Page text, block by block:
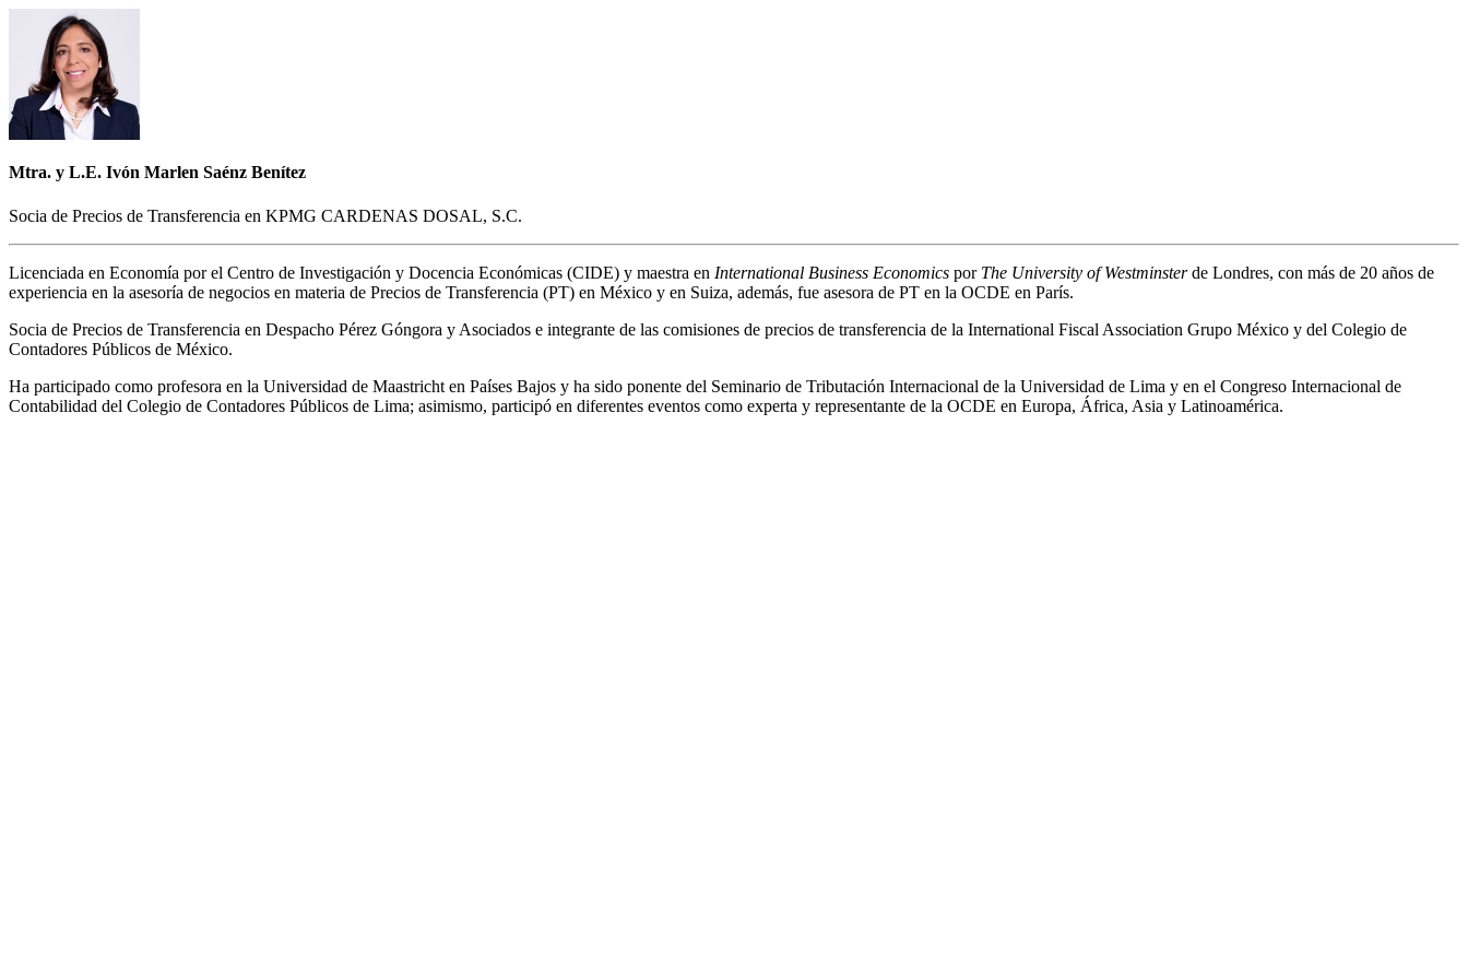
Mtra. y L.E. Ivón Marlen Saénz Benítez
Socia de Precios de Transferencia en KPMG CARDENAS DOSAL, S.C.
Licenciada en Economía por el Centro de Investigación y Docencia Económicas (CIDE) y maestra en International Business Economics por The University of Westminsterde Londres, con más de 20 años de
experiencia en la asesoría de negocios en materia de Precios de Transferencia (PT) en México y en Suiza, además, fue asesora de PT en la OCDE en París.
Socia de Precios de Transferencia en Despacho Pérez Góngora y Asociados e integrante de las comisiones de precios de transferencia de la International Fiscal Association Grupo México y del Colegio de
Contadores Públicos de México.
Ha participado como profesora en la Universidad de Maastricht en Países Bajos y ha sido ponente del Seminario de Tributación Internacional de la Universidad de Lima y en el Congreso Internacional de
Contabilidad del Colegio de Contadores Públicos de Lima; asimismo, participó en diferentes eventos como experta y representante de la OCDE en Europa, África, Asia y Latinoamérica.